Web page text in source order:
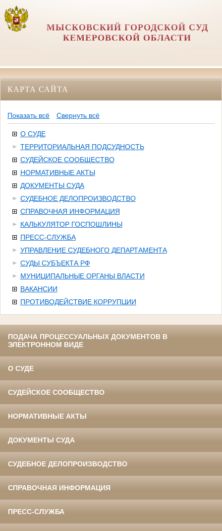
МЫСКОВСКИЙ ГОРОДСКОЙ СУД
КЕМЕРОВСКОЙ ОБЛАСТИ
КАРТА САЙТА
Показать всё Свернуть всё
О СУДЕ
ТЕРРИТОРИАЛЬНАЯ ПОДСУДНОСТЬ
СУДЕЙСКОЕ СООБЩЕСТВО
НОРМАТИВНЫЕ АКТЫ
ДОКУМЕНТЫ СУДА
СУДЕБНОЕ ДЕЛОПРОИЗВОДСТВО
СПРАВОЧНАЯ ИНФОРМАЦИЯ
КАЛЬКУЛЯТОР ГОСПОШЛИНЫ
ПРЕСС-СЛУЖБА
УПРАВЛЕНИЕ СУДЕБНОГО ДЕПАРТАМЕНТА
СУДЫ СУБЪЕКТА РФ
МУНИЦИПАЛЬНЫЕ ОРГАНЫ ВЛАСТИ
ВАКАНСИИ
ПРОТИВОДЕЙСТВИЕ КОРРУПЦИИ
ПОДАЧА ПРОЦЕССУАЛЬНЫХ ДОКУМЕНТОВ В
ЭЛЕКТРОННОМ ВИДЕ
О СУДЕ
СУДЕЙСКОЕ СООБЩЕСТВО
НОРМАТИВНЫЕ АКТЫ
ДОКУМЕНТЫ СУДА
СУДЕБНОЕ ДЕЛОПРОИЗВОДСТВО
СПРАВОЧНАЯ ИНФОРМАЦИЯ
ПРЕСС-СЛУЖБА